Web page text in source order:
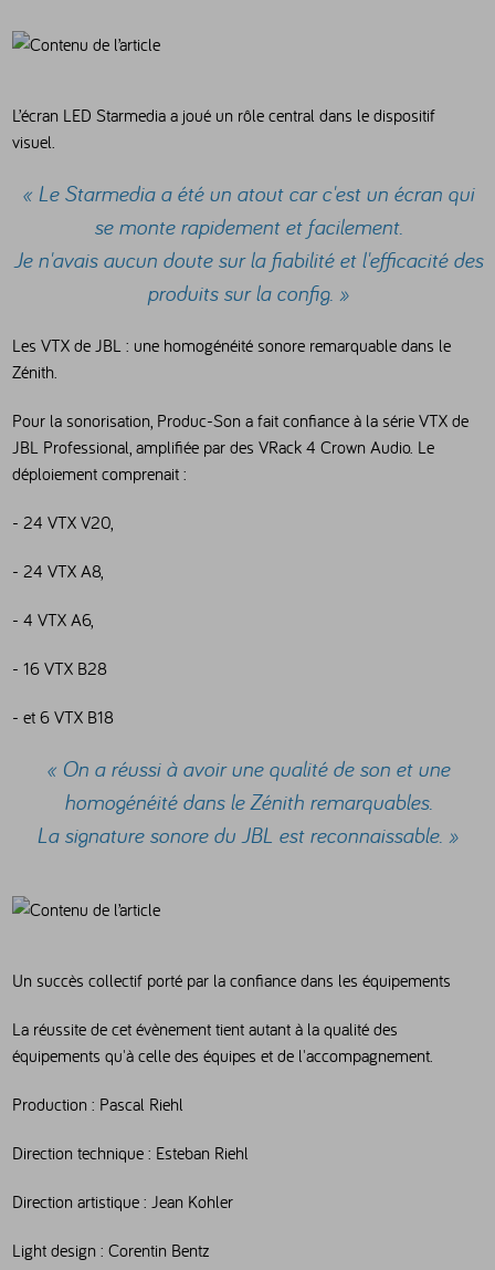
L’écran LED Starmedia a joué un rôle central dans le dispositif
visuel.
« Le Starmedia a été un atout car c'est un écran qui
se monte rapidement et facilement.
Je n'avais aucun doute sur la fiabilité et l'efficacité des
produits sur la config. »
Les VTX de JBL : une homogénéité sonore remarquable dans le
Zénith.
Pour la sonorisation, Produc-Son a fait confiance à la série VTX de
JBL Professional , amplifiée par des VRack 4Crown Audio. Le
déploiement comprenait :
- 24 VTX V20,
- 24 VTX A8,
- 4 VTX A6,
- 16 VTX B28
- et 6 VTX B18
« On a réussi à avoir une qualité de son et une
homogénéité dans le Zénith remarquables.
La signature sonore du JBL est reconnaissable. »
Un succès collectif porté par la confiance dans les équipements
La réussite de cet évènement tient autant à la qualité des
équipements qu'à celle des équipes et de l'accompagnement.
Production : Pascal Riehl
Direction technique : Esteban Riehl
Direction artistique : Jean Kohler
Light design : Corentin Bentz